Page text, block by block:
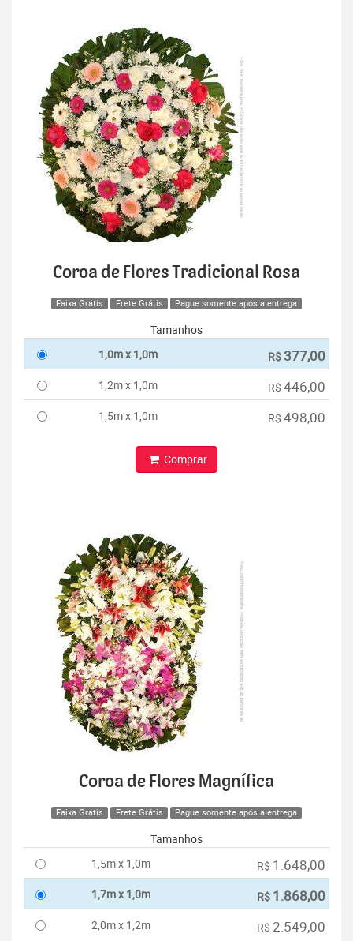
Coroa de Flores Tradicional Rosa
Faixa Grátis Frete Grátis Pague somente após a entrega
Tamanhos
1,0m x 1,0m
R$ 377,00
1,2m x 1,0m R$ 446,00
1,5m x 1,0m R$ 498,00
Comprar
Coroa de Flores Magnífica
Faixa Grátis Frete Grátis Pague somente após a entrega
Tamanhos
1,5m x 1,0m
R$ 1.648,00
1,7m x 1,0m R$ 1.868,00
2,0m x 1,2m R$ 2.549,00